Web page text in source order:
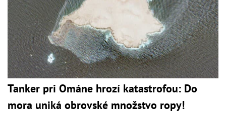
Tanker pri Ománe hrozí katastrofou: Do
mora uniká obrovské množstvo ropy!